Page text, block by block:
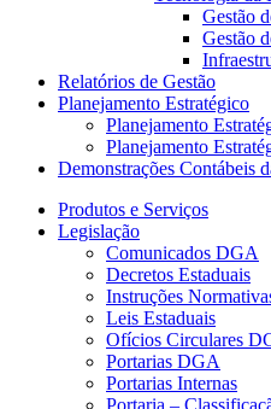
Gestão
Gestão
Relatórios de Gestão
Planejamento Estratégico
Planejamento
Planejamento
Demonstrações Contábeis
Produtos e Serviços
Legislação
Comunicados DGA
Decretos Estaduais
Instruções
Leis Estaduais
Ofícios Circulares
Portarias DGA
Portarias Internas
Portaria –